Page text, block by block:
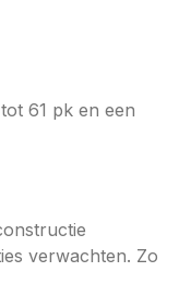
61 pk en een
verwachten. Zo